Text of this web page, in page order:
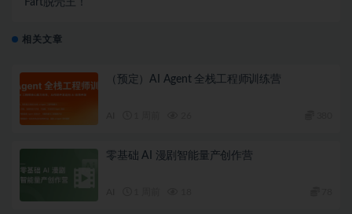
Fart脱壳王！
相关文章
（预定）AI Agent 全栈工程师训练营
零基础 AI 漫剧智能量产创作营